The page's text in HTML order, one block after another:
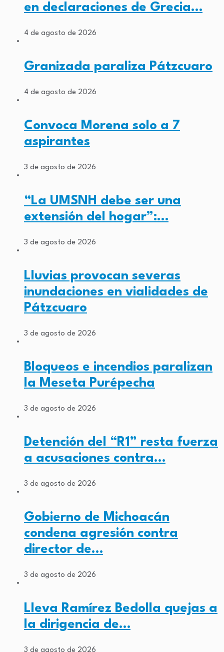
en declaraciones de Grecia…
4 de agosto de 2026
Granizada paraliza Pátzcuaro
4 de agosto de 2026
Convoca Morena solo a 7
aspirantes
3 de agosto de 2026
“La UMSNH debe ser una
extensión del hogar”:…
3 de agosto de 2026
Lluvias provocan severas
inundaciones en vialidades de
Pátzcuaro
3 de agosto de 2026
Bloqueos e incendios paralizan
la Meseta Purépecha
3 de agosto de 2026
Detención del “R1” resta fuerza
a acusaciones contra…
3 de agosto de 2026
Gobierno de Michoacán
condena agresión contra
director de…
3 de agosto de 2026
Lleva Ramírez Bedolla quejas a
la dirigencia de…
3 de agosto de 2026